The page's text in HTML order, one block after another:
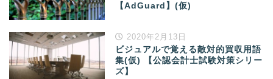
【AdGuard】(仮)
2020年2月13日
ビジュアルで覚える敵対的買収用語
集(仮) 【公認会計士試験対策シリー
ズ】